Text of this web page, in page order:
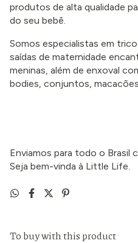
produtos de alta qualidade
do seu bebê.
Somos especialistas em
saídas de maternidade
meninas, além de enxoval
bodies, conjuntos,
Enviamos para todo o Brasil
Seja bem-vinda à Little Life.
To buy with this product